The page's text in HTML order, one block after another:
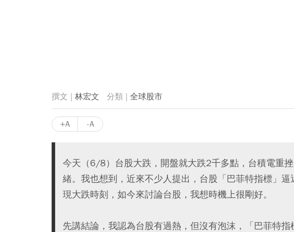
林宏文 全球股市
+A -A
今天（6/8）台股大跌，開盤就大跌2千多點，台積電重
緒。我也想到，近來不少人提出，台股「巴菲特指標」
現大跌時刻，如今來討論台股，我想時機上很剛好。
先講結論，我認為台股有過熱，但沒有泡沫，「巴菲特